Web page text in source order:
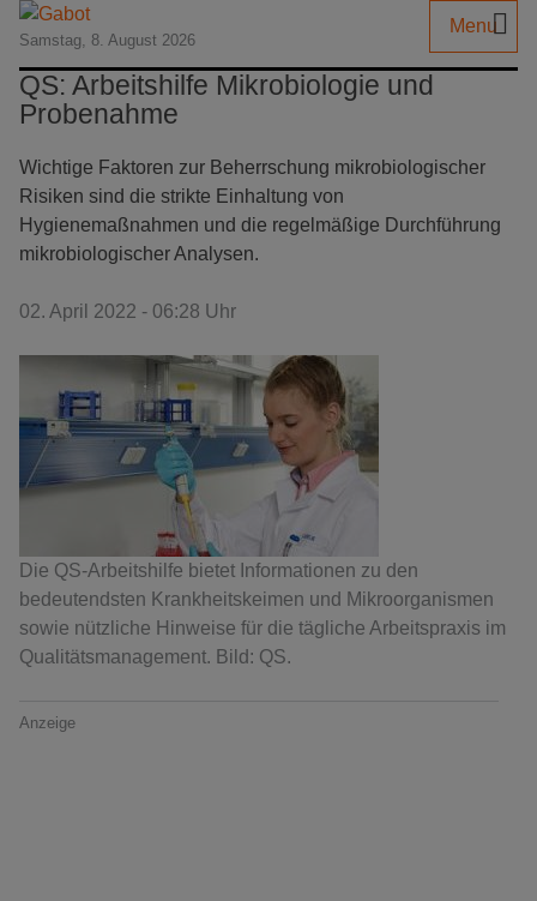
Samstag, 8. August 2026
Menu
QS: Arbeitshilfe Mikrobiologie und
Probenahme
Wichtige Faktoren zur Beherrschung mikrobiologischer
Risiken sind die strikte Einhaltung von
Hygienemaßnahmen und die regelmäßige Durchführung
mikrobiologischer Analysen.
02. April 2022 - 06:28 Uhr
Die QS-Arbeitshilfe bietet Informationen zu den
bedeutendsten Krankheitskeimen und Mikroorganismen
sowie nützliche Hinweise für die tägliche Arbeitspraxis im
Qualitätsmanagement. Bild: QS.
Anzeige